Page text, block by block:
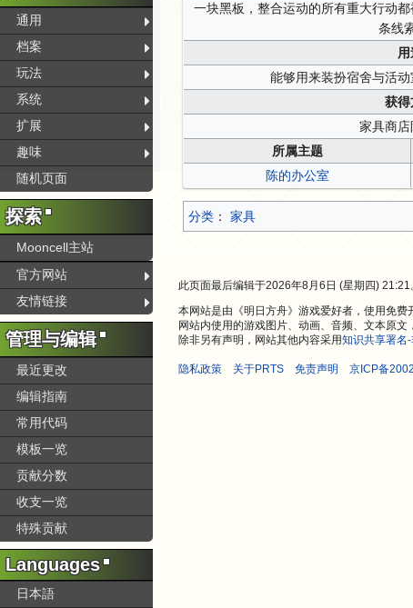
一块黑板，整合运动的所有重大行动
条线
能够用来装扮宿舍与活
获得
家具商
所属主题
陈的办公室
分类 ：​ 家具
通用
档案
玩法
系统
扩展
趣味
随机页面
探索
Mooncell主站
官方网站
友情链接
管理与编辑
最近更改
编辑指南
常用代码
模板一览
贡献分数
收支一览
特殊贡献
Languages
日本語
此页面最后编辑于2026年8月6日 (星期四) 21:21
本网站是由《明日方舟》游戏爱好者，使用免
网站内使用的游戏图片、动画、音频、文本原
除非另有声明，网站其他内容采用知识共享署名
隐私政策 关于PRTS 免责声明 京ICP备